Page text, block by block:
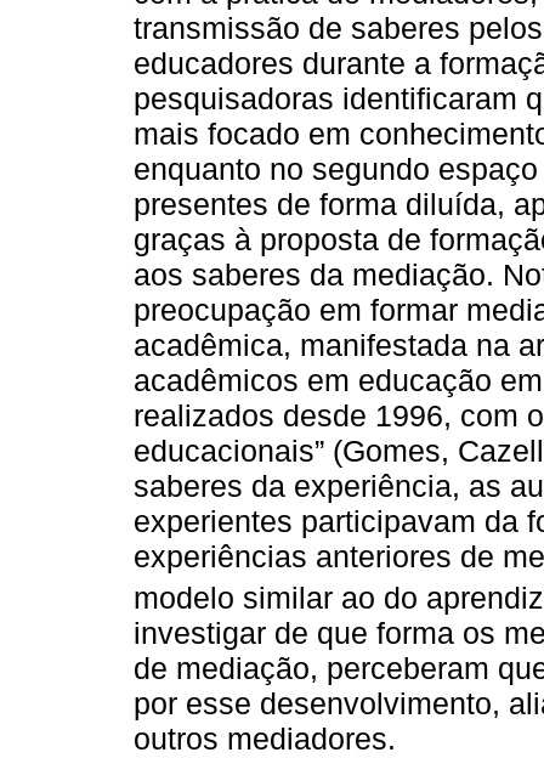
transmissão de saberes
educadores durante a
pesquisadoras identificaram
mais focado em
enquanto no segundo
presentes de forma diluída,
graças à proposta de
aos saberes da mediação.
preocupação em formar
acadêmica, manifestada na
acadêmicos em educação
realizados desde 1996, com
educacionais” (Gomes,
saberes da experiência, as
experientes participavam da
experiências anteriores de
modelo similar ao do
investigar de que forma os
de mediação, perceberam
por esse desenvolvimento,
outros mediadores.